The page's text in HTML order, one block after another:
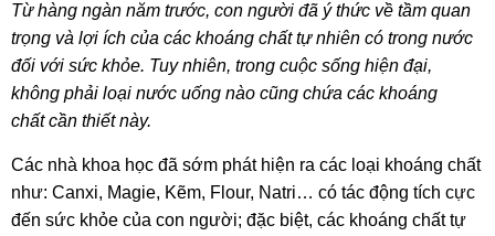
Từ hàng ngàn năm trước, con người đã ý thức về tầm quan
trọng và lợi ích của các khoáng chất tự nhiên có trong nước
đối với sức khỏe. Tuy nhiên, trong cuộc sống hiện đại,
không phải loại nước uống nào cũng chứa các khoáng
chấtcần thiết này.
Các nhà khoa học đã sớm phát hiện ra các loại khoáng chất
như: Canxi, Magie, Kẽm, Flour, Natri… có tác động tích cực
đến sức khỏe của con người; đặc biệt, các khoáng chất tự